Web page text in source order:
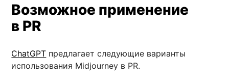
Возможное применение
в PR
ChatGPT предлагает следующие варианты
использования Midjourney в PR.